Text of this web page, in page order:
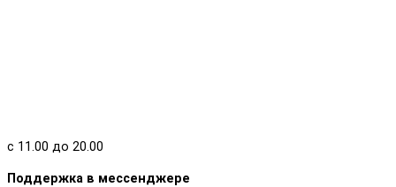
с 11.00 до 20.00
Поддержка в мессенджере